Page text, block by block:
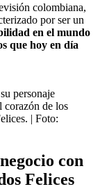
colombiana,
por ser un
en el mundo
que hoy en día
personaje
corazón de los
| Foto:
con
Felices